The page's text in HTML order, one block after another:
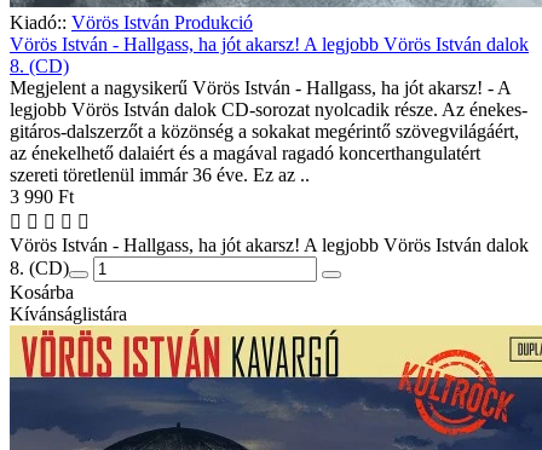
Kiadó:: Vörös István Produkció
Vörös István - Hallgass, ha jót akarsz! A legjobb Vörös István dalok
8. (CD)
Megjelent a nagysikerű Vörös István - Hallgass, ha jót akarsz! - A
legjobb Vörös István dalok CD-sorozat nyolcadik része. Az énekes-
gitáros-dalszerzőt a közönség a sokakat megérintő szövegvilágáért,
az énekelhető dalaiért és a magával ragadó koncerthangulatért
szereti töretlenül immár 36 éve. Ez az ..
3 990 Ft
Vörös István - Hallgass, ha jót akarsz! A legjobb Vörös István dalok
8. (CD)
Kosárba
Kívánságlistára